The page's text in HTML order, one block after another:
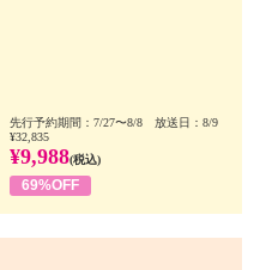
先行予約期間：7/27〜8/8 放送日：8/9
¥32,835
¥9,988(税込)
69%OFF